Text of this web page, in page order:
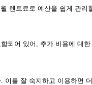
렌트료로 예산을 쉽게 관리
되어 있어, 추가 비용에 대
를 잘 숙지하고 이용하면